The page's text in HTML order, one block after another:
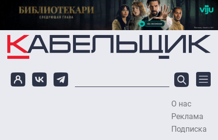
Перейти к основному содержанию
О нас
Реклама
Подписка